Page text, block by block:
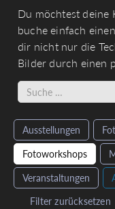
Du möchtest deine
buche einfach
dir nicht nur die
Bilder durch einen
Ausstellungen
Fotoworkshops
Veranstaltungen
Filter zurücksetzen